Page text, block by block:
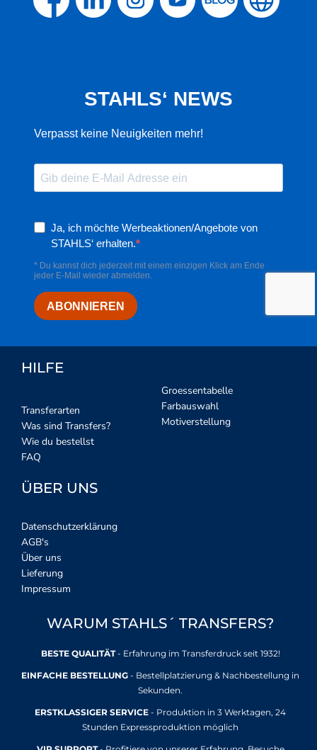
HILFE
Transferarten
Was sind Transfers?
Wie du bestellst
FAQ
Groessentabelle
Farbauswahl
Motiverstellung
ÜBER UNS
Datenschutzerklärung
AGB's
Über uns
Lieferung
Impressum
WARUM STAHLS´ TRANSFERS?
BESTE QUALITÄT- Erfahrung im Transferdruck seit 1932!
EINFACHE BESTELLUNG - Bestellplatzierung & Nachbestellung in
Sekunden.
ERSTKLASSIGER SERVICE - Produktion in 3 Werktagen, 24
Stunden Expressproduktion möglich